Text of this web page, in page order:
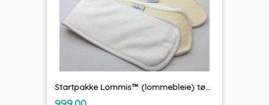
Startpakke Lommis™ (lommebleie) tøybleier